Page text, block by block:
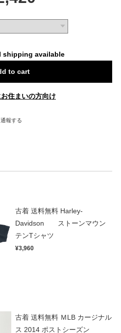
shipping available
to cart
住まいの方向け
通報する
古着 送料無料 Harley-
Davidson ストーンマウン
テンTシャツ
¥3,960
古着 送料無料 ＭLB カージナル
ス 2014 ポストシーズン